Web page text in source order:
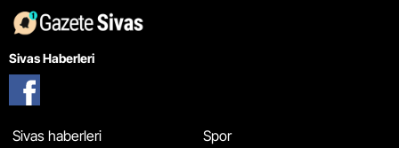
Sivas Haberleri
Sivas haberleri
Spor